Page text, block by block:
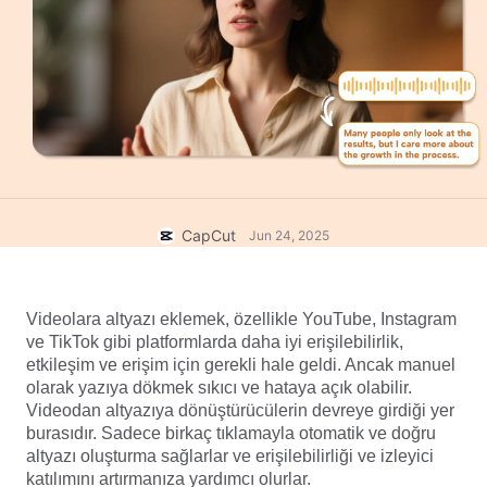
Otomatik alt yazılar
Yazı şablonları
Konuşma tanıma
Metin okuma
Sesi iyileştir
Gürültü azaltma
Resim
Pazarlama
Yaşam Tarzı ve Vlog'lar
Özel tasarım
Daha fazla
Pazar Trendleri
En Popüler Seçimler
Şablon trendler ve ipuçları
Daha fazla
Sektör şablonları
Özet şablonları
Güven Merkezi
Yardım Merkezi
CapCut'ı aç
CapCut Jun 24, 2025
Videolara altyazı eklemek, özellikle YouTube, Instagram
ve TikTok gibi platformlarda daha iyi erişilebilirlik,
etkileşim ve erişim için gerekli hale geldi. Ancak manuel
olarak yazıya dökmek sıkıcı ve hataya açık olabilir.
Videodan altyazıya dönüştürücülerin devreye girdiği yer
burasıdır. Sadece birkaç tıklamayla otomatik ve doğru
altyazı oluşturma sağlarlar ve erişilebilirliği ve izleyici
katılımını artırmanıza yardımcı olurlar.